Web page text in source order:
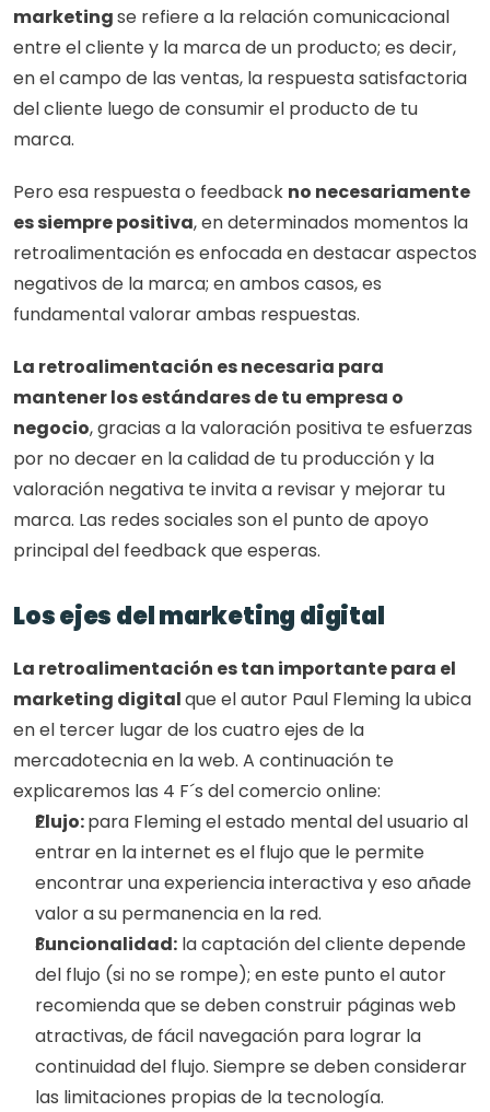
marketing se refiere a la relación comunicacional
entre el cliente y la marca de un producto; es decir,
en el campo de las ventas, la respuesta satisfactoria
del cliente luego de consumir el producto de tu
marca.
Pero esa respuesta o feedback no necesariamente
es siempre positiva, en determinados momentos la
retroalimentación es enfocada en destacar aspectos
negativos de la marca; en ambos casos, es
fundamental valorar ambas respuestas.
La retroalimentación es necesaria para
mantener los estándares de tu empresa o
negocio, gracias a la valoración positiva te esfuerzas
por no decaer en la calidad de tu producción y la
valoración negativa te invita a revisar y mejorar tu
marca. Las redes sociales son el punto de apoyo
principal del feedback que esperas.
Los ejes del marketing digital
La retroalimentación es tan importante para el
marketing digital que el autor Paul Fleming la ubica
en el tercer lugar de los cuatro ejes de la
mercadotecnia en la web. A continuación te
explicaremos las 4 F´s del comercio online:
Flujo: para Fleming el estado mental del usuario al
entrar en la internet es el flujo que le permite
encontrar una experiencia interactiva y eso añade
valor a su permanencia en la red.
Funcionalidad: la captación del cliente depende
del flujo (si no se rompe); en este punto el autor
recomienda que se deben construir páginas web
atractivas, de fácil navegación para lograr la
continuidad del flujo. Siempre se deben considerar
las limitaciones propias de la tecnología.